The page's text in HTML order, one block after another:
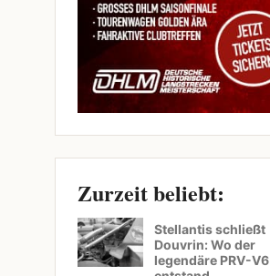
Zurzeit beliebt:
Stellantis schließt
Douvrin: Wo der
legendäre PRV-V6